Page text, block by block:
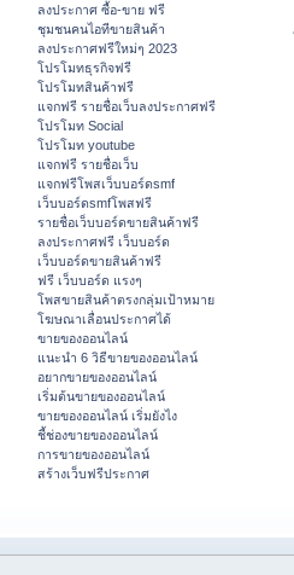
ลงประกาศ ซื้อ-ขาย ฟรี
ชุมชนคนไอทีขายสินค้า
ลงประกาศฟรีใหม่ๆ 2023
โปรโมทธุรกิจฟรี
โปรโมทสินค้าฟรี
แจกฟรี รายชื่อเว็บลงประกาศฟรี
โปรโมท Social
โปรโมท youtube
แจกฟรี รายชื่อเว็บ
แจกฟรีโพสเว็บบอร์ดsmf
เว็บบอร์ดsmfโพสฟรี
รายชื่อเว็บบอร์ดขายสินค้าฟรี
ลงประกาศฟรี เว็บบอร์ด
เว็บบอร์ดขายสินค้าฟรี
ฟรี เว็บบอร์ด แรงๆ
โพสขายสินค้าตรงกลุ่มเป้าหมาย
โฆษณาเลื่อนประกาศได้
ขายของออนไลน์
แนะนำ 6 วิธีขายของออนไลน์
อยากขายของออนไลน์
เริ่มต้นขายของออนไลน์
ขายของออนไลน์ เริ่มยังไง
ชี้ช่องขายของออนไลน์
การขายของออนไลน์
สร้างเว็บฟรีประกาศ